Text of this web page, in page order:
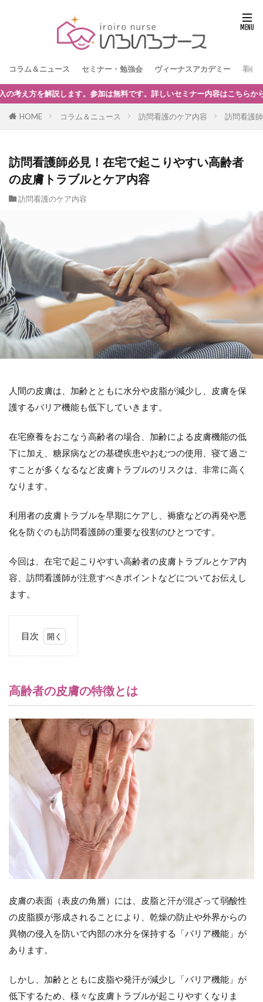
コラム＆ニュース セミナー・勉強会 ヴィーナスアカデミー 看護
はこちらからどうぞ。
HOME コラム＆ニュース 訪問看護のケア内容 訪問看護
訪問看護師必見！在宅で起こりやすい高齢者
の皮膚トラブルとケア内容
訪問看護のケア内容
人間の皮膚は、加齢とともに水分や皮脂が減少し、皮膚を保
護するバリア機能も低下していきます。
在宅療養をおこなう高齢者の場合、加齢による皮膚機能の低
下に加え、糖尿病などの基礎疾患やおむつの使用、寝て過ご
すことが多くなるなど皮膚トラブルのリスクは、非常に高く
なります。
利用者の皮膚トラブルを早期にケアし、褥瘡などの再発や悪
化を防ぐのも訪問看護師の重要な役割のひとつです。
今回は、在宅で起こりやすい高齢者の皮膚トラブルとケア内
容、訪問看護師が注意すべきポイントなどについてお伝えし
ます。
目次
者
の
皮
膚
の
特
は
在宅で
起こり
やすい
皮膚ト
ラブル
（１）
ドライ
（乾
燥)
2.1
（１）
皮脂を
すぎな
い清潔
ケア
高齢者の皮膚の特徴とは
皮膚の表面（表皮の角層）には、皮脂と汗が混ざって弱酸性
の皮脂膜が形成されることにより、乾燥の防止や外界からの
異物の侵入を防いで内部の水分を保持する「バリア機能」が
あります。
しかし、加齢とともに皮脂や発汗が減少し「バリア機能」が
低下するため、様々な皮膚トラブルが起こりやすくなりま